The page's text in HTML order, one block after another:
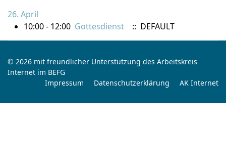
26. April
10:00 - 12:00 Gottesdienst :: DEFAULT
© 2026 mit freundlicher Unterstützung des Arbeitskreis
Internet im BEFG
Impressum
Datenschutzerklärung AK Internet